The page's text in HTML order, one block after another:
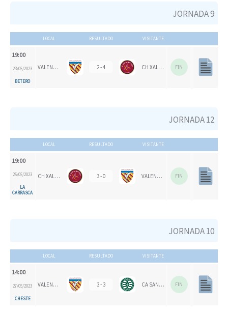
JORNADA 9
LOCAL RESULTADO VISITANTE
19:00
23/05/2023
BETERO
VALENCIA CH 2 - 4 CH XALOC FIN
JORNADA 12
LOCAL RESULTADO VISITANTE
19:00
25/05/2023
LA
CARRASCA
CH XALOC 3 - 0 VALENCIA CH FIN
JORNADA 10
LOCAL RESULTADO VISITANTE
14:00
27/05/2023
CHESTE
VALENCIA CH 3 - 3 CA SAN VICENTE FIN